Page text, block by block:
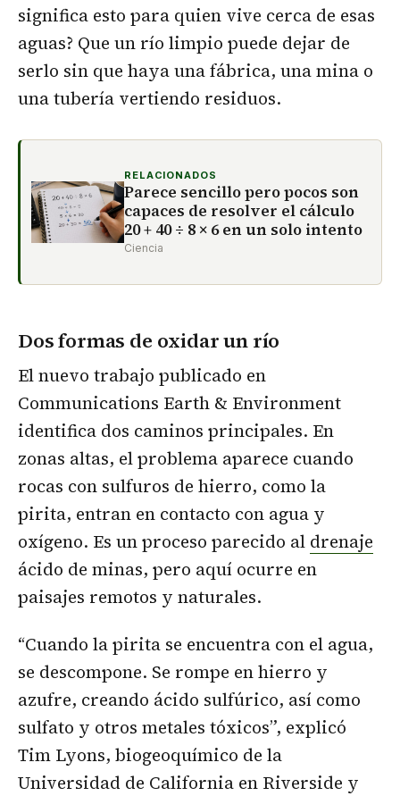
significa esto para quien vive cerca de esas
aguas? Que un río limpio puede dejar de
serlo sin que haya una fábrica, una mina o
una tubería vertiendo residuos.
RELACIONADOS
Parece sencillo pero pocos son
capaces de resolver el cálculo
20 + 40 ÷ 8 × 6 en un solo intento
Ciencia
Dos formas de oxidar un río
El nuevo trabajo publicado en
Communications Earth & Environment
identifica dos caminos principales. En
zonas altas, el problema aparece cuando
rocas con sulfuros de hierro, como la
pirita, entran en contacto con agua y
oxígeno. Es un proceso parecido al drenaje
ácido de minas, pero aquí ocurre en
paisajes remotos y naturales.
“Cuando la pirita se encuentra con el agua,
se descompone. Se rompe en hierro y
azufre, creando ácido sulfúrico, así como
sulfato y otros metales tóxicos”, explicó
Tim Lyons, biogeoquímico de la
Universidad de California en Riverside y